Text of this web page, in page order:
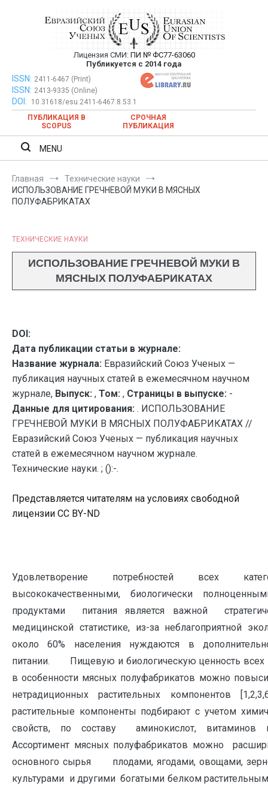
Евразийский Союз Ученых —
публикация научных статей в
ежемесячном научном журнале
Лицензия СМИ: ПИ № ФС77-63060
Публикуется с 2014 года
Евразийский Союз Ученых — публикация научных статей в
ежемесячном научном журнале
ISSN: 2411-6467 (Print)
ISSN: 2413-9335 (Online)
DOI:
10.31618/esu.2411-6467.8.53.1
ПУБЛИКАЦИЯ В
SCOPUS
СРОЧНАЯ
ПУБЛИКАЦИЯ
MENU
Главная
Технические науки
ИСПОЛЬЗОВАНИЕ ГРЕЧНЕВОЙ МУКИ В МЯСНЫХ
ПОЛУФАБРИКАТАХ
ТЕХНИЧЕСКИЕ НАУКИ
ИСПОЛЬЗОВАНИЕ ГРЕЧНЕВОЙ МУКИ В
МЯСНЫХ ПОЛУФАБРИКАТАХ
DOI:
Дата публикации статьи в журнале:
Название журнала: Евразийский Союз Ученых —
публикация научных статей в ежемесячном научном
журнале, Выпуск: , Том: , Страницы в выпуске: -
Данные для цитирования: . ИСПОЛЬЗОВАНИЕ
ГРЕЧНЕВОЙ МУКИ В МЯСНЫХ ПОЛУФАБРИКАТАХ //
Евразийский Союз Ученых — публикация научных
статей в ежемесячном научном журнале.
Технические науки. ; ():-.
Представляется читателям на условиях свободной
лицензии CC BY-ND
Удовлетворение потребностей всех
высококачественными, биологически
продуктами питания является важной
медицинской статистике, из-за неблагоприятной
около 60% населения нуждаются в
питании. Пищевую и биологическую ценность всех
в особенности мясных полуфабрикатов можно
нетрадиционных растительных компонентов
растительные компоненты подбирают с учетом
свойств, по составу аминокислот, витаминов
Ассортимент мясных полуфабрикатов можно
основного сырья плодами, ягодами, овощами,
культурами и другими богатыми белком